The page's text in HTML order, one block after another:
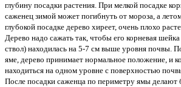
глубину посадки растения. При мелкой посадке
саженец зимой может погибнуть от мороза, а
глубокой посадке дерево хиреет, очень плохо
Дерево надо сажать так, чтобы его корневая
ствол) находилась на 5-7 см выше уровня почвы.
яме, дерево принимает нормальное положение, и
находиться на одном уровне с поверхностью
После посадки саженца по периметру ямы делают